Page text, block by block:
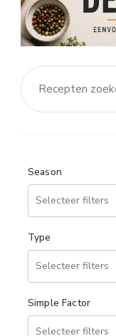
Season
Type
Simple Factor